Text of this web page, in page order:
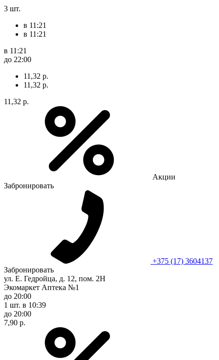
3 шт.
в 11:21
в 11:21
в 11:21
до 22:00
11,32 р.
11,32 р.
11,32 р.
Акции
Забронировать
+375 (17) 3604137
Забронировать
ул. Е. Гедройца, д. 12, пом. 2Н
Экомаркет Аптека №1
до 20:00
1 шт. в 10:39
до 20:00
7,90 р.